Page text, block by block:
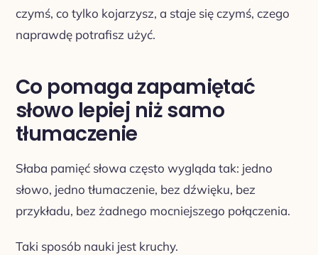
czymś, co tylko kojarzysz, a staje się czymś, czego
naprawdę potrafisz użyć.
Co pomaga zapamiętać
słowo lepiej niż samo
tłumaczenie
Słaba pamięć słowa często wygląda tak: jedno
słowo, jedno tłumaczenie, bez dźwięku, bez
przykładu, bez żadnego mocniejszego połączenia.
Taki sposób nauki jest kruchy.